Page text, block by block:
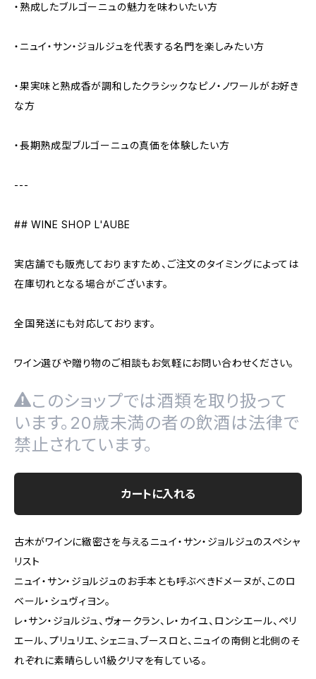
・熟成したブルゴーニュの魅力を味わいたい方
・ニュイ・サン・ジョルジュを代表する名門を楽しみたい方
・果実味と熟成香が調和したクラシックなピノ・ノワールがお好き
な方
・長期熟成型ブルゴーニュの真価を体験したい方
---
## WINE SHOP L'AUBE
実店舗でも販売しておりますため、ご注文のタイミングによっては
在庫切れとなる場合がございます。
全国発送にも対応しております。
ワイン選びや贈り物のご相談もお気軽にお問い合わせください。
このショップでは酒類を取り扱って
います。20歳未満の者の飲酒は法律で
禁止されています。
カートに入れる
古木がワインに緻密さを与えるニュイ・サン・ジョルジュのスペシャ
リスト
ニュイ・サン・ジョルジュのお手本とも呼ぶべきドメーヌが、このロ
ベール・シュヴィヨン。
レ・サン・ジョルジュ、ヴォークラン、レ・カイユ、ロンシエール、ペリ
エール、プリュリエ、シェニョ、ブースロと、ニュイの南側と北側のそ
れぞれに素晴らしい1級クリマを有している。